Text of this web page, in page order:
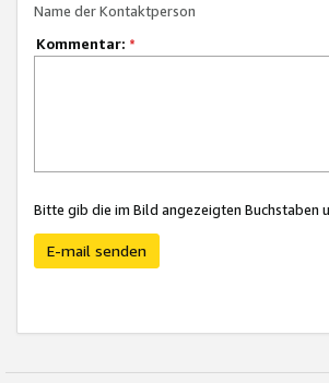
Name der Kontaktperson
Kommentar: *
Bitte gib die im Bild angezeigten Buchstaben
E-mail senden